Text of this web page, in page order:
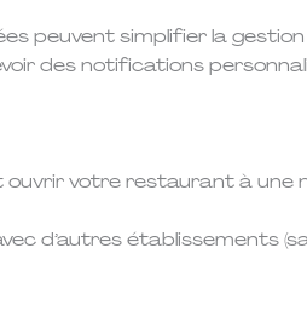
peuvent simplifier la
des notifications
votre restaurant à une
d’autres établissements